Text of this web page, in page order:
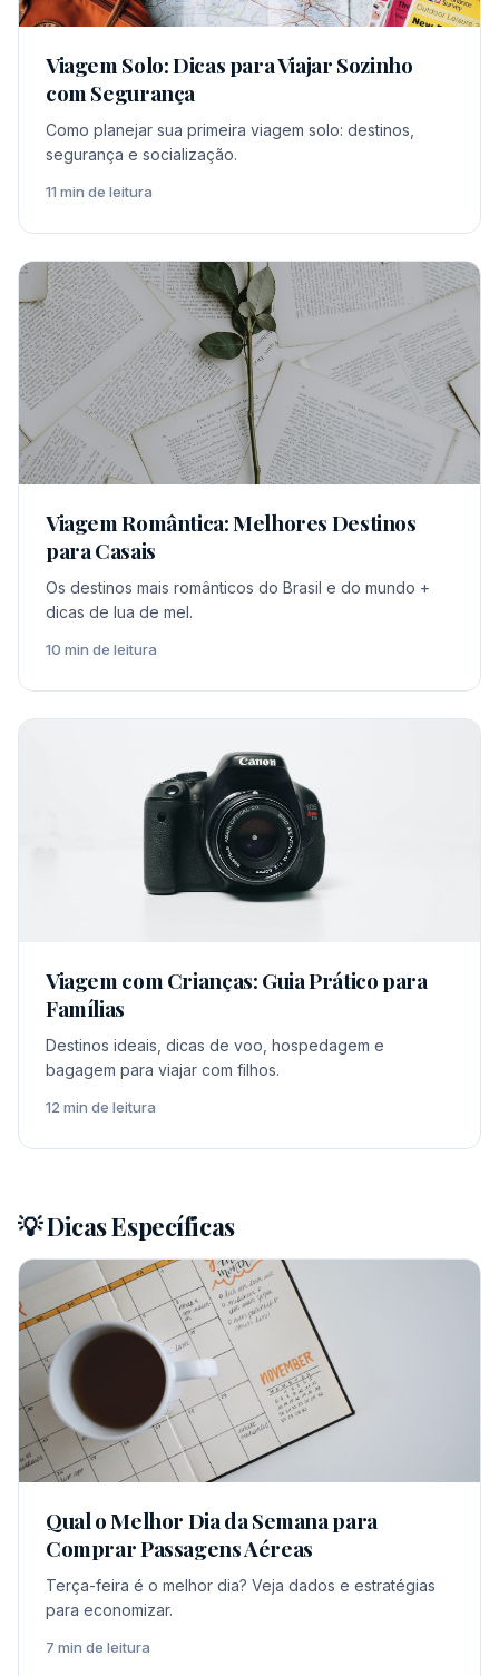
Viagem Solo: Dicas para Viajar Sozinho
com Segurança
Como planejar sua primeira viagem solo: destinos,
segurança e socialização.
11 min de leitura
Viagem Romântica: Melhores Destinos
para Casais
Os destinos mais românticos do Brasil e do mundo +
dicas de lua de mel.
10 min de leitura
Viagem com Crianças: Guia Prático para
Famílias
Destinos ideais, dicas de voo, hospedagem e
bagagem para viajar com filhos.
12 min de leitura
💡 Dicas Específicas
Qual o Melhor Dia da Semana para
Comprar Passagens Aéreas
Terça-feira é o melhor dia? Veja dados e estratégias
para economizar.
7 min de leitura